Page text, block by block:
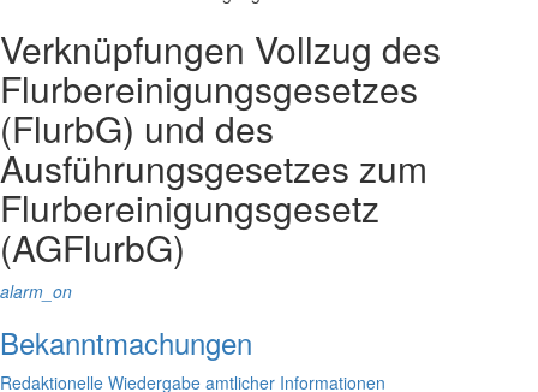
Verknüpfungen Vollzug des
Flurbereinigungsgesetzes
(FlurbG) und des
Ausführungsgesetzes zum
Flurbereinigungsgesetz
(AGFlurbG)
alarm_on
Bekanntmachungen
Redaktionelle Wiedergabe amtlicher Informationen